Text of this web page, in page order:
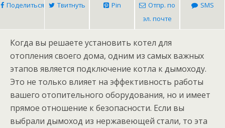
Поделиться Твитнуть Pin
Отпр. по
эл. почте
SMS
Когда вы решаете установить котел для
отопления своего дома, одним из самых важных
этапов является подключение котла к дымоходу.
Это не только влияет на эффективность работы
вашего отопительного оборудования, но и имеет
прямое отношение к безопасности. Если вы
выбрали дымоход из нержавеющей стали, то эта